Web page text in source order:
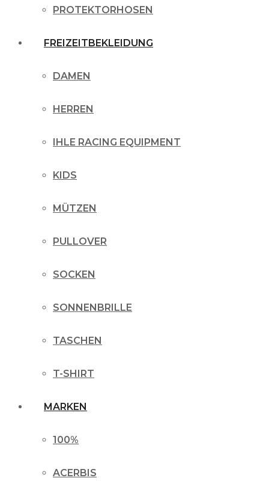
PROTEKTORHOSEN
FREIZEITBEKLEIDUNG
DAMEN
HERREN
IHLE RACING EQUIPMENT
KIDS
MÜTZEN
PULLOVER
SOCKEN
SONNENBRILLE
TASCHEN
T-SHIRT
MARKEN
100%
ACERBIS